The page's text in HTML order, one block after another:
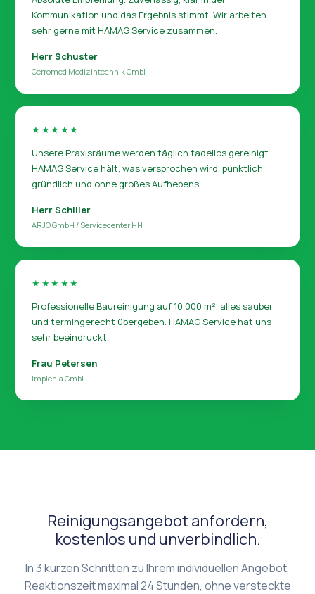
Kommunikation und das Ergebnis stimmt. Wir arbeiten
sehr gerne mit HAMAG Service zusammen.
Herr Schuster
Gerromed Medizintechnik GmbH
★★★★★
Unsere Praxisräume werden täglich tadellos gereinigt.
HAMAG Service hält, was versprochen wird, pünktlich,
gründlich und ohne großes Aufhebens.
Herr Schiller
ARJO GmbH / Servicecenter HH
★★★★★
Professionelle Baureinigung auf 10.000 m², alles sauber
und termingerecht übergeben. HAMAG Service hat uns
sehr beeindruckt.
Frau Petersen
Implenia GmbH
Reinigungsangebot anfordern,
kostenlos und unverbindlich.
In 3 kurzen Schritten zu Ihrem individuellen Angebot,
Reaktionszeit maximal 24 Stunden, ohne versteckte